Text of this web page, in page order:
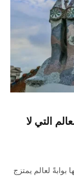
التي لا
بوابةً لعالم يمتزج